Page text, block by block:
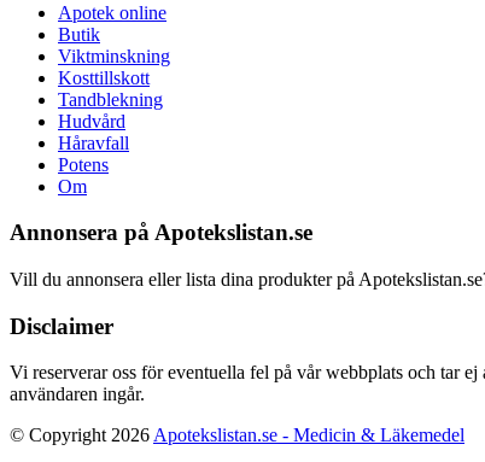
Apotek online
Butik
Viktminskning
Kosttillskott
Tandblekning
Hudvård
Håravfall
Potens
Om
Annonsera på Apotekslistan.se
Vill du annonsera eller lista dina produkter på
Disclaimer
Vi reserverar oss för eventuella fel på vår webbplats och tar
användaren ingår.
© Copyright 2026 Apotekslistan.se - Medicin & Läkemedel